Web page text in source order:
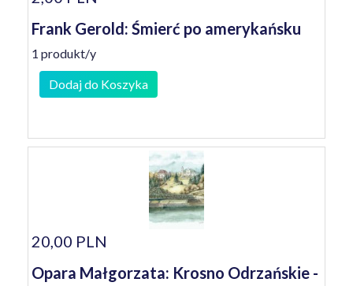
Frank Gerold: Śmierć po amerykańsku
1 produkt/y
Dodaj do Koszyka
20,00 PLN
Opara Małgorzata: Krosno Odrzańskie -